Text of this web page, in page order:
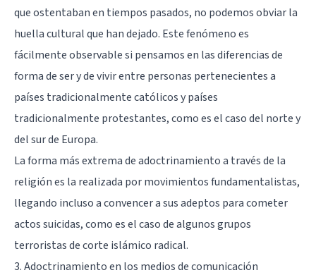
que ostentaban en tiempos pasados, no podemos obviar la
huella cultural que han dejado. Este fenómeno es
fácilmente observable si pensamos en las diferencias de
forma de ser y de vivir entre personas pertenecientes a
países tradicionalmente católicos y países
tradicionalmente protestantes, como es el caso del norte y
del sur de Europa.
La forma más extrema de adoctrinamiento a través de la
religión es la realizada por movimientos fundamentalistas,
llegando incluso a convencer a sus adeptos para cometer
actos suicidas, como es el caso de algunos grupos
terroristas de corte islámico radical.
3. Adoctrinamiento en los medios de comunicación